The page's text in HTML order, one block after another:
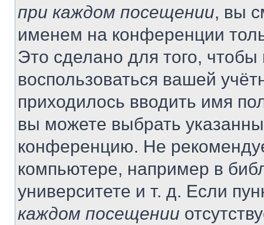
при каждом посещении, вы
именем на конференции
Это сделано для того, чтобы
воспользоваться вашей
приходилось вводить имя
вы можете выбрать
конференцию. Не
компьютере, например в
университете и т. д. Если
каждом посещении